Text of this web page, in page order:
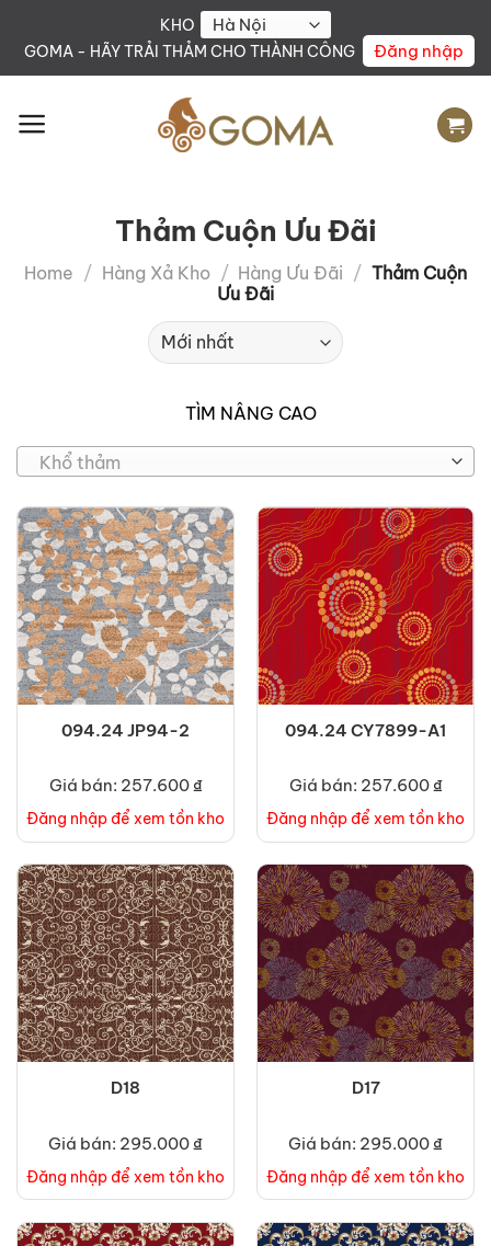
KHO
GOMA - HÃY TRẢI THẢM CHO THÀNH CÔNG
Đăng nhập
Thảm Cuộn Ưu Đãi
Home / Hàng Xả Kho / Hàng Ưu Đãi / Thảm Cuộn
Ưu Đãi
TÌM NÂNG CAO
Khổ thảm
094.24 JP94-2
Giá bán: 257.600 ₫
Đăng nhập để xem tồn kho
094.24 CY7899-A1
Giá bán: 257.600 ₫
Đăng nhập để xem tồn kho
D18
Giá bán: 295.000 ₫
Đăng nhập để xem tồn kho
D17
Giá bán: 295.000 ₫
Đăng nhập để xem tồn kho